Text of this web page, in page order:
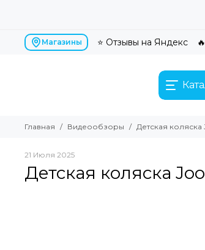
Магазины ⭐ Отзывы на Яндекс
Главная Видеообзоры Детская коляска
21 Июля 2025
Детская коляска